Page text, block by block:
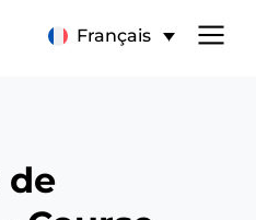
Français
de